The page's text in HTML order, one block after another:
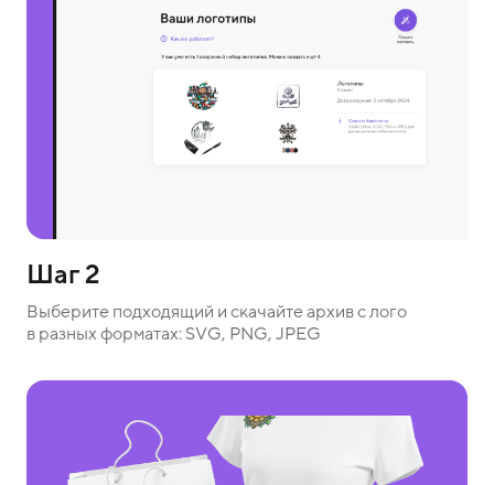
Шаг 2
Выберите подходящий и скачайте архив с лого
в разных форматах: SVG, PNG, JPEG